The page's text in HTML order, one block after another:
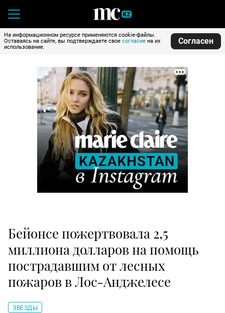
На информационном ресурсе применяются cookie-файлы.
Оставаясь на сайте, вы подтверждаете свое согласие на их
использование.
Согласен
Бейонсе пожертвовала 2,5
миллиона долларов на помощь
пострадавшим от лесных
пожаров в Лос-Анджелесе
ЗВЕЗДЫ